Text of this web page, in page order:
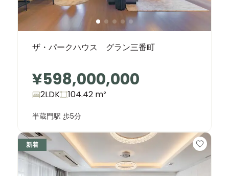
ザ・パークハウス グラン三番町
¥598,000,000
2LDK 104.42 m²
半蔵門駅 歩5分
新着